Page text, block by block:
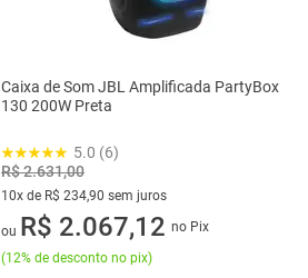
Caixa de Som JBL Amplificada PartyBox
130 200W Preta
5.0 (6)
R$ 2.631,00
10x de R$ 234,90 sem juros
10 vez de R$ 234,90 sem juros
ou R$ 2.067,12 no Pix
(12% de desconto no pix)